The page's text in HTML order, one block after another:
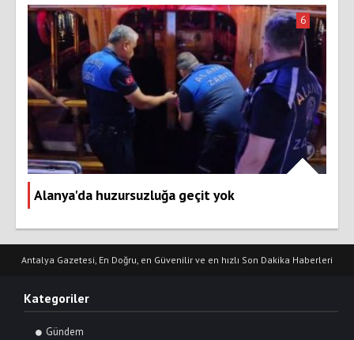
Alanya'da huzursuzluğa geçit yok
6
Antalya Gazetesi, En Doğru, en Güvenilir ve en hızlı Son Dakika Haberleri
Kategoriler
Gündem